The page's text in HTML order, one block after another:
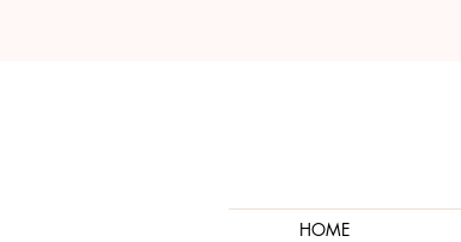
HOME